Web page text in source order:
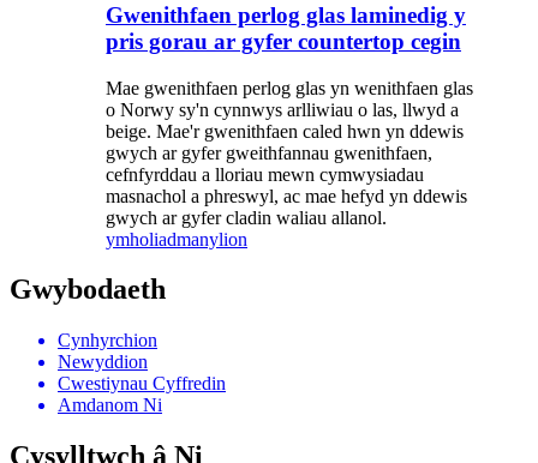
Gwenithfaen perlog glas laminedig y
pris gorau ar gyfer countertop cegin
Mae gwenithfaen perlog glas yn wenithfaen glas
o Norwy sy'n cynnwys arlliwiau o las, llwyd a
beige. Mae'r gwenithfaen caled hwn yn ddewis
gwych ar gyfer gweithfannau gwenithfaen,
cefnfyrddau a lloriau mewn cymwysiadau
masnachol a phreswyl, ac mae hefyd yn ddewis
gwych ar gyfer cladin waliau allanol.
ymholiadmanylion
Gwybodaeth
Cynhyrchion
Newyddion
Cwestiynau Cyffredin
Amdanom Ni
Cysylltwch â Ni